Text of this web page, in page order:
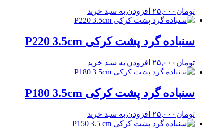
تومان ۲۵,۰۰۰ افزودن به سبد خرید
سنباده گرد پشت کرکی P220 3.5cm
تومان ۲۵,۰۰۰ افزودن به سبد خرید
سنباده گرد پشت کرکی P180 3.5cm
تومان ۲۵,۰۰۰ افزودن به سبد خرید